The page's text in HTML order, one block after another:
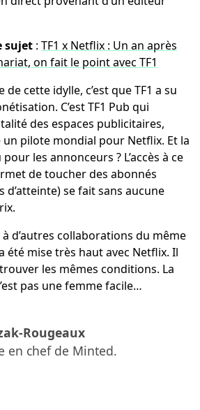
sujet: TF1 x Netflix : Un an après
on fait le point avec TF1
cette idylle, c’est que TF1 a su
C’est TF1 Pub qui
des espaces publicitaires,
un pilote mondial pour Netflix. Et la
les annonceurs ? L’accès à ce
de toucher des abonnés
se fait sans aucune
à d’autres collaborations du même
été mise très haut avec Netflix. Il
les mêmes conditions. La
pas une femme facile…
Rougeaux
en chef de Minted.